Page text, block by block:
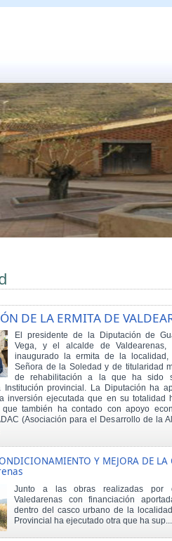
DE LA ERMITA DE
El presidente de la Diputación de
Vega, y el alcalde de Valdearenas,
inaugurado la ermita de la localidad,
Señora de la Soledad y de titularidad
de rehabilitación a la que ha sido
Institución provincial. La Diputación ha
inversión ejecutada que en su totalidad
también ha contado con apoyo
(Asociación para el Desarrollo de la
Y MEJORA DE LA
Junto a las obras realizadas por
Valedarenas con financiación
dentro del casco urbano de la
Provincial ha ejecutado otra que ha sup...